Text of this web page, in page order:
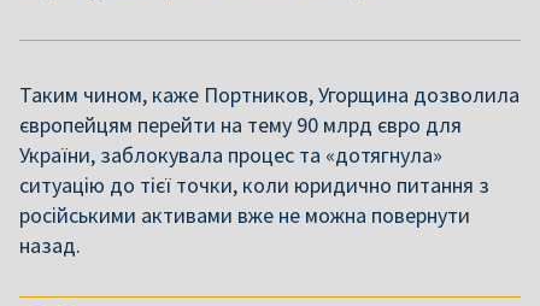
Таким чином, каже Портников, Угорщина дозволила
європейцям перейти на тему 90 млрд євро для
України, заблокувала процес та «дотягнула»
ситуацію до тієї точки, коли юридично питання з
російськими активами вже не можна повернути
назад.